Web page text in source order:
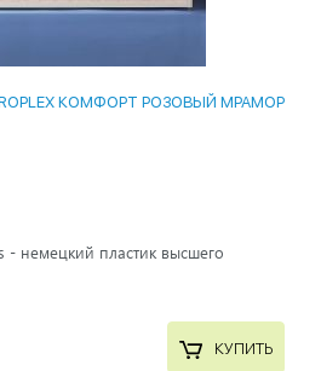
КОМФОРТ РОЗОВЫЙ МРАМОР
- немецкий пластик высшего
КУПИТЬ